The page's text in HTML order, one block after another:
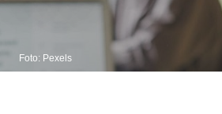
Foto: Pexels